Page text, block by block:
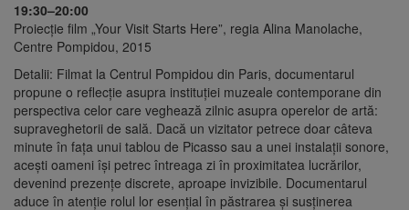
19:30–20:00
Proiecție film „Your Visit Starts Here”, regia Alina Manolache,
Centre Pompidou, 2015
Detalii: Filmat la Centrul Pompidou din Paris, documentarul
propune o reflecție asupra instituției muzeale contemporane din
perspectiva celor care veghează zilnic asupra operelor de artă:
supraveghetorii de sală. Dacă un vizitator petrece doar câteva
minute în fața unui tablou de Picasso sau a unei instalații sonore,
acești oameni își petrec întreaga zi în proximitatea lucrărilor,
devenind prezențe discrete, aproape invizibile. Documentarul
aduce în atenție rolul lor esențial în păstrarea și susținerea